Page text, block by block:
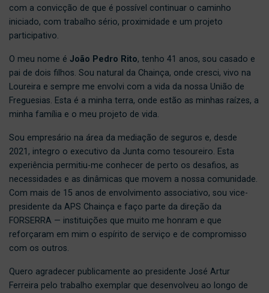
com a convicção de que é possível continuar o caminho
iniciado, com trabalho sério, proximidade e um projeto
participativo.
O meu nome é João Pedro Rito, tenho 41 anos, sou casado e
pai de dois filhos. Sou natural da Chainça, onde cresci, vivo na
Loureira e sempre me envolvi com a vida da nossa União de
Freguesias. Esta é a minha terra, onde estão as minhas raízes, a
minha família e o meu projeto de vida.
Sou empresário na área da mediação de seguros e, desde
2021, integro o executivo da Junta como tesoureiro. Esta
experiência permitiu-me conhecer de perto os desafios, as
necessidades e as dinâmicas que movem a nossa comunidade.
Com mais de 15 anos de envolvimento associativo, sou vice-
presidente da APS Chainça e faço parte da direção da
FORSERRA — instituições que muito me honram e que
reforçaram em mim o espírito de serviço e de compromisso
com os outros.
Quero agradecer publicamente ao presidente José Artur
Ferreira pelo trabalho exemplar que desenvolveu ao longo de